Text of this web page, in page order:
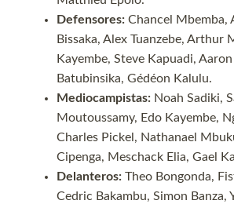
Defensores: Chancel Mbemba,
Bissaka, Alex Tuanzebe, Arthur
Kayembe, Steve Kapuadi,
Batubinsika, Gédéon Kalulu.
Mediocampistas: Noah Sadiki,
Moutoussamy, Edo Kayembe,
Charles Pickel, Nathanael
Cipenga, Meschack Elia, Gael
Delanteros: Theo Bongonda,
Cedric Bakambu, Simon Banza,